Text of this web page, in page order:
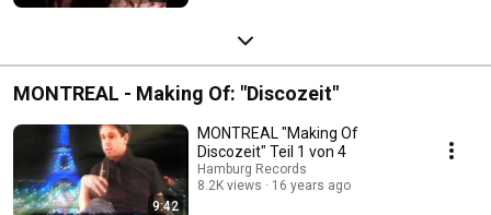
MONTREAL - Making Of: "Discozeit"
9:42
MONTREAL "Making Of
Discozeit" Teil 1 von 4
Hamburg Records
8.2K views
16 years ago